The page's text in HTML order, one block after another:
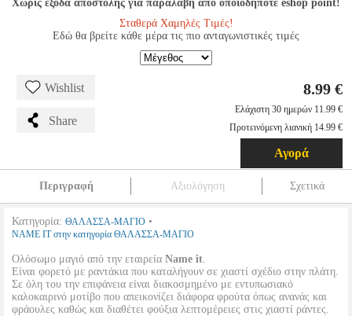
Χωρίς έξοδα αποστολής για παραλαβή από οποιοδήποτε eshop point!
Σταθερά Χαμηλές Τιμές!
Εδώ θα βρείτε κάθε μέρα τις πιο ανταγωνιστικές τιμές
Wishlist
Share
8.99 €
Ελάχιστη 30 ημερών 11.99 €
Προτεινόμενη λιανική 14.99 €
Αγορά
Περιγραφή Αξιολόγηση Σχετικά
Κατηγορία: ΘΑΛΑΣΣΑ-ΜΑΓΙΟ •
NAME IT στην κατηγορία ΘΑΛΑΣΣΑ-ΜΑΓΙΟ
Ολόσωμο μαγιό από την εταιρεία Name it.
Είναι φορετό με ραντάκια που καταλήγουν σε χιαστί σχέδιο στην πλάτη.
Σε όλη του την επιφάνεια είναι διακοσμημένο με εντυπωσιακό
καλοκαιρινό μοτίβο που απεικονίζει διάφορα φρούτα όπως ανανάς και
φράουλες καθώς και διαθέτει φούξια λεπτομέρειες στις χιαστί ράντες.